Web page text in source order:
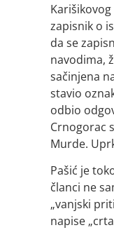
zapisnik o
da se
navodima,
sačinjena
stavio
odbio
Crnogorac
Murde.
Pašić je
članci ne
„vanjski
napise